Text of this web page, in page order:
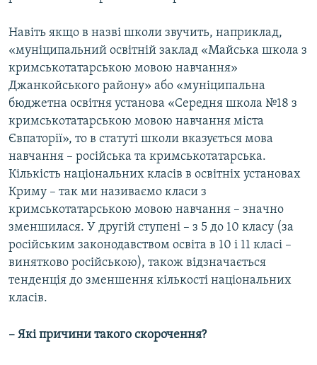
Навіть якщо в назві школи звучить, наприклад,
«муніципальний освітній заклад «Майська школа з
кримськотатарською мовою навчання»
Джанкойського району» або «муніципальна
бюджетна освітня установа «Середня школа №18 з
кримськотатарською мовою навчання міста
Євпаторії», то в статуті школи вказується мова
навчання – російська та кримськотатарська.
Кількість національних класів в освітніх установах
Криму – так ми називаємо класи з
кримськотатарською мовою навчання – значно
зменшилася. У другій ступені – з 5 до 10 класу (за
російським законодавством освіта в 10 і 11 класі –
винятково російською), також відзначається
тенденція до зменшення кількості національних
класів.
– Які причини такого скорочення?